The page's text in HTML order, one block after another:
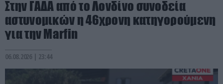
Στην ΓΑΔΑ από το Λονδίνο συνοδεία
αστυνομικών η 46χρονη κατηγορούμενη
για την Marfin
06.08.2026 | 23:44